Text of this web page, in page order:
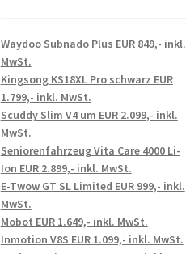
Waydoo Subnado Plus EUR 849,- inkl.
MwSt.
Kingsong KS18XL Pro schwarz EUR
1.799,- inkl. MwSt.
Scuddy Slim V4 um EUR 2.099,- inkl.
MwSt.
Seniorenfahrzeug Vita Care 4000 Li-
Ion EUR 2.899,- inkl. MwSt.
E-Twow GT SL Limited EUR 999,- inkl.
MwSt.
Mobot EUR 1.649,- inkl. MwSt.
Inmotion V8S EUR 1.099,- inkl. MwSt.